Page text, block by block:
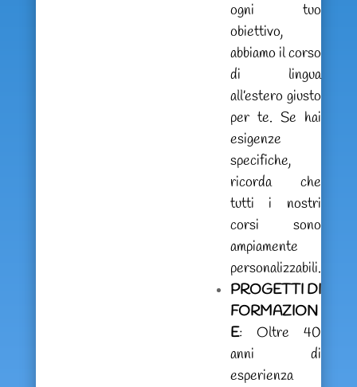
ogni tuo
obiettivo,
abbiamo il corso
di lingua
all’estero giusto
per te. Se hai
esigenze
specifiche,
ricorda che
tutti i nostri
corsi sono
ampiamente
personalizzabili.
PROGETTI DI
FORMAZION
E: Oltre 40
anni di
esperienza